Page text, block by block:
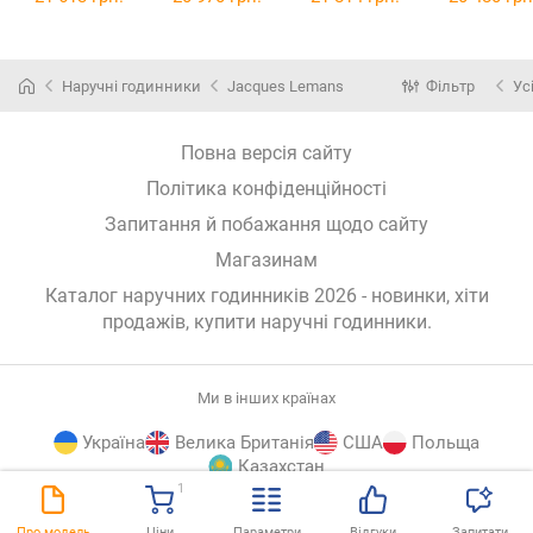
1
51.01
Наручні годинники Jacques Lemans Фільтр
Повна версія сайту
Політика конфіденційності
Запитання й побажання щодо сайту
Магазинам
Каталог наручних годинників 2026 - новинки, хіти
продажів, купити наручні годинники.
Ми в інших країнах
Україна Велика Британія США
Польща
Казахстан